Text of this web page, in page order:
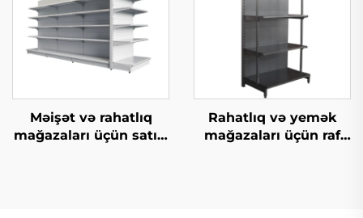
Məişət və rahatlıq
mağazaları üçün satıcı
Rahatlıq və yemək
mağazaları üçün raf